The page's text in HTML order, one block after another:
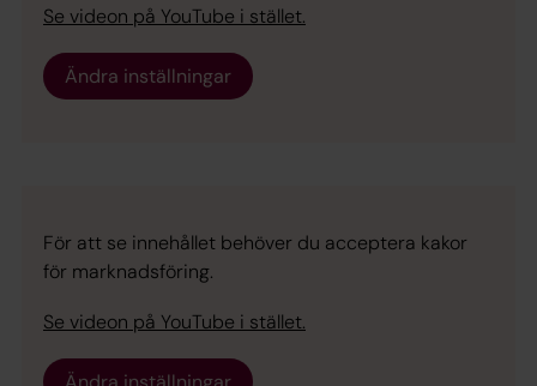
Se videon på YouTube i stället.
Ändra inställningar
För att se innehållet behöver du acceptera kakor
för marknadsföring.
Se videon på YouTube i stället.